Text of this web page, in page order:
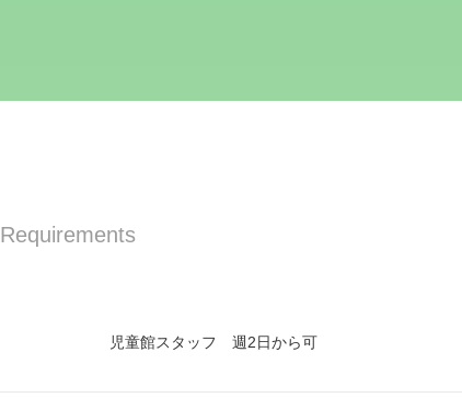
Requirements
児童館スタッフ 週2日から可